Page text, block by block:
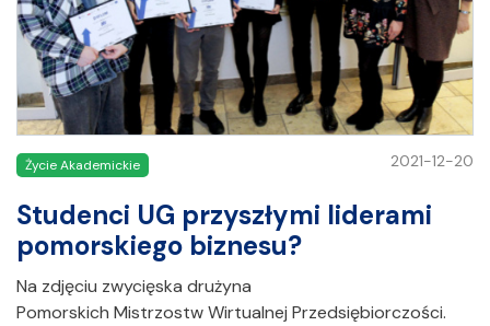
Życie Akademickie 2021-12-20
Studenci UG przyszłymi liderami
pomorskiego biznesu?
Na zdjęciu zwycięska drużyna
Pomorskich Mistrzostw Wirtualnej Przedsiębiorczości.